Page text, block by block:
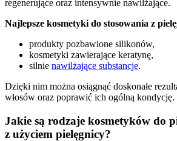
regenerujące oraz intensywnie nawilżające.
Najlepsze kosmetyki do stosowania z
produkty pozbawione silikonów,
kosmetyki zawierające keratynę,
silnie nawilżające substancje.
Dzięki nim można osiągnąć doskonałe
włosów oraz poprawić ich ogólną kondycję.
Jakie są rodzaje kosmetyków do
z użyciem pielęgnicy?